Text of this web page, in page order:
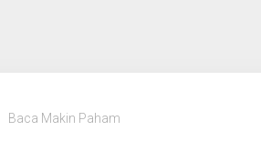
Baca Makin Paham